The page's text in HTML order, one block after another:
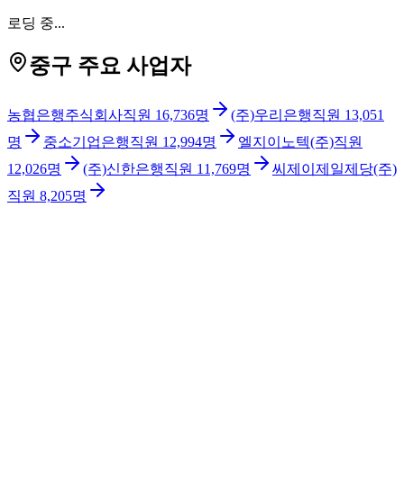
로딩 중...
중구 주요 사업자
농협은행주식회사직원 16,736명 (주)우리은행직원 13,051
명
중소기업은행직원 12,994명 엘지이노텍(주)직원
12,026명 (주)신한은행직원 11,769명
씨제이제일제당(주)
직원 8,205명